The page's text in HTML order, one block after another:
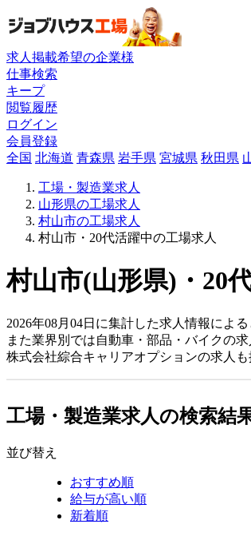
求人掲載希望の企業様
仕事検索
キープ
閲覧履歴
ログイン
会員登録
全国 北海道 青森県 岩手県 宮城県 秋田県
工場・製造業求人
山形県の工場求人
村山市の工場求人
村山市・20代活躍中の工場求人
村山市(山形県)・20
2026年08月04日に集計した求人情報によ
また業界別では自動車・部品・バイクの
株式会社綜合キャリアオプションの求人
工場・製造業求人の検索結
並び替え
おすすめ順
給与が高い順
新着順